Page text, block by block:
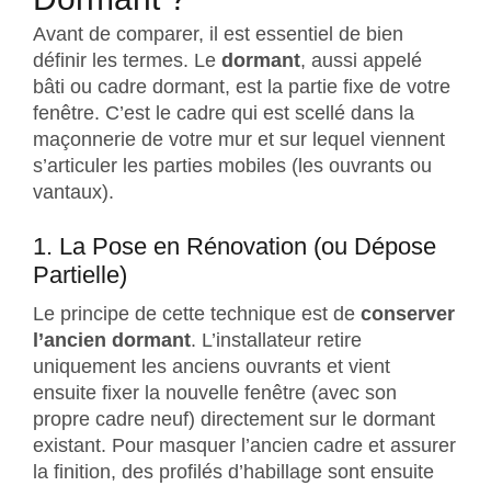
Avant de comparer, il est essentiel de bien
définir les termes. Le dormant, aussi appelé
bâti ou cadre dormant, est la partie fixe de votre
fenêtre. C’est le cadre qui est scellé dans la
maçonnerie de votre mur et sur lequel viennent
s’articuler les parties mobiles (les ouvrants ou
vantaux).
1. La Pose en Rénovation (ou Dépose
Partielle)
Le principe de cette technique est de conserver
l’ancien dormant. L’installateur retire
uniquement les anciens ouvrants et vient
ensuite fixer la nouvelle fenêtre (avec son
propre cadre neuf) directement sur le dormant
existant. Pour masquer l’ancien cadre et assurer
la finition, des profilés d’habillage sont ensuite